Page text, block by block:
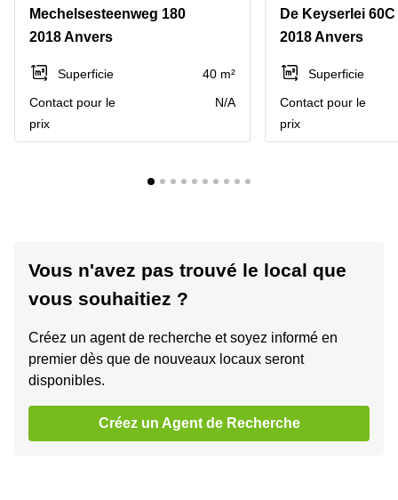
Mechelsesteenweg 180
2018 Anvers
Superficie
40 m²
Contact pour le
prix
N/A
De Keyserlei 60C
2018 Anvers
Superficie
Contact pour le
prix
Vous n'avez pas trouvé le local que
vous souhaitiez ?
Créez un agent de recherche et soyez informé en
premier dès que de nouveaux locaux seront
disponibles.
Créez un Agent de Recherche